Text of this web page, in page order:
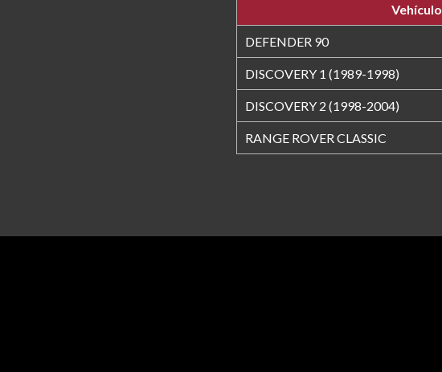
Vehículo
DEFENDER 90
DISCOVERY 1 (1989-1998)
DISCOVERY 2 (1998-2004)
RANGE ROVER CLASSIC